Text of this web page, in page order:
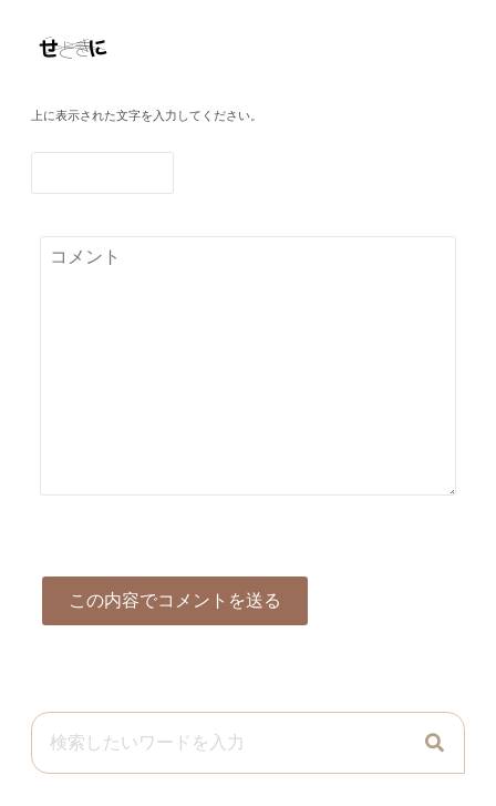
上に表示された文字を入力してください。